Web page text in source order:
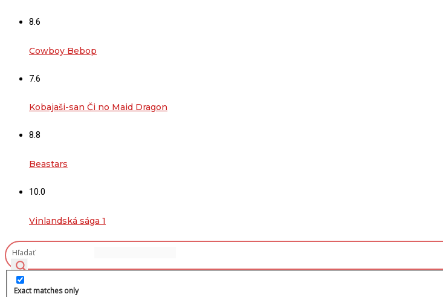
8.6
Cowboy Bebop
7.6
Kobajaši-san Či no Maid Dragon
8.8
Beastars
10.0
Vinlandská sága 1
Exact matches only
Archív